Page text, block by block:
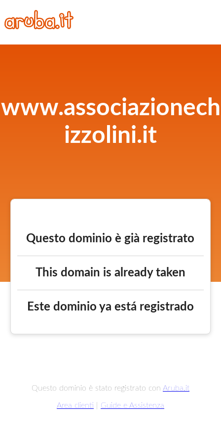
www.associazionech
izzolini.it
Questo dominio è già registrato
This domain is already taken
Este dominio ya está registrado
Questo dominio è stato registrato con Aruba.it
Area clienti Guide e Assistenza